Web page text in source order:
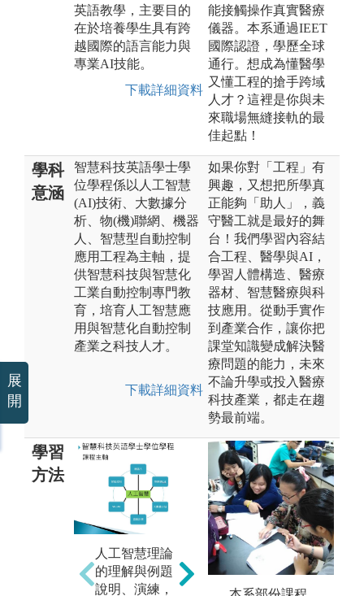
英語教學，主要目的
在於培養學生具有跨
越國際的語言能力與
專業AI技能。
下載詳細資料
能接觸操作真實醫療
儀器。本系通過IEET
國際認證，學歷全球
通行。想成為懂醫學
又懂工程的搶手跨域
人才？這裡是你與未
來職場無縫接軌的最
佳起點！
學科
意涵
智慧科技英語學士學
位學程係以人工智慧
(AI)技術、大數據分
析、物(機)聯網、機器
人、智慧型自動控制
應用工程為主軸，提
供智慧科技與智慧化
工業自動控制專門教
育，培育人工智慧應
用與智慧化自動控制
產業之科技人才。
下載詳細資料
如果你對「工程」有
興趣，又想把所學真
正能夠「助人」，義
守醫工就是最好的舞
台！我們學習內容結
合工程、醫學與AI，
學習人體構造、醫療
器材、智慧醫療與科
技應用。從動手實作
到產業合作，讓你把
課堂知識變成解決醫
療問題的能力，未來
不論升學或投入醫療
科技產業，都走在趨
勢最前端。
學習
方法
人工智慧理論
的理解與例題
說明、演練，
展
開